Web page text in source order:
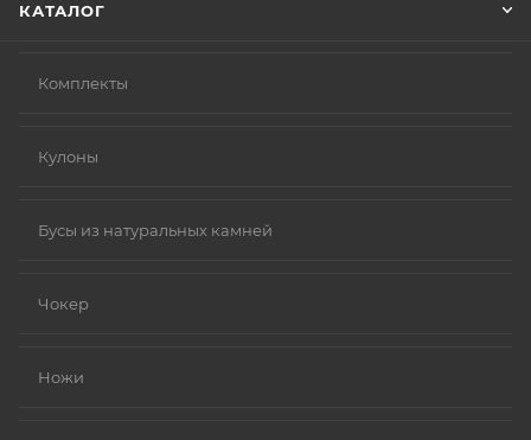
гипоаллергенной бижутерии используются
Нержавеющая сталь.
в сплаве может вызывать реакцию).
покрытия других металлов, таких как золото или
Золото (особенно высокой пробы, хотя даже
Платина.
КАТАЛОГ
Комплекты
Кулоны
Бусы из натуральных камней
Чокер
Ножи